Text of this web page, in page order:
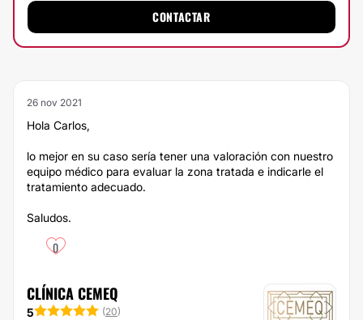
CONTACTAR
26 nov 2021
Hola Carlos,
lo mejor en su caso sería tener una valoración con nuestro
equipo médico para evaluar la zona tratada e indicarle el
tratamiento adecuado.
Saludos.
0
CLÍNICA CEMEQ
5 (20)